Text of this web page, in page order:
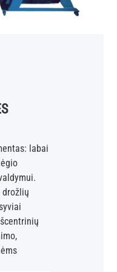
labai
drožlių